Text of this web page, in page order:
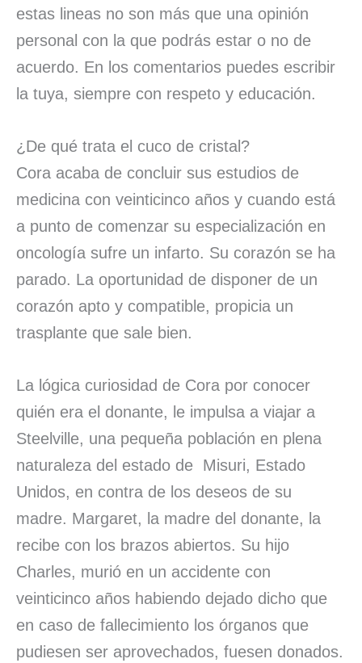
estas lineas no son más que una opinión
personal con la que podrás estar o no de
acuerdo. En los comentarios puedes escribir
la tuya, siempre con respeto y educación.
¿De qué trata el cuco de cristal?
Cora acaba de concluir sus estudios de
medicina con veinticinco años y cuando está
a punto de comenzar su especialización en
oncología sufre un infarto. Su corazón se ha
parado. La oportunidad de disponer de un
corazón apto y compatible, propicia un
trasplante que sale bien.
La lógica curiosidad de Cora por conocer
quién era el donante, le impulsa a viajar a
Steelville, una pequeña población en plena
naturaleza del estado de Misuri, Estado
Unidos, en contra de los deseos de su
madre. Margaret, la madre del donante, la
recibe con los brazos abiertos. Su hijo
Charles, murió en un accidente con
veinticinco años habiendo dejado dicho que
en caso de fallecimiento los órganos que
pudiesen ser aprovechados, fuesen donados.